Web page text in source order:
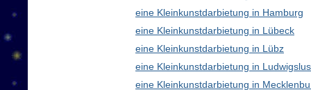
eine Kleinkunstdarbietung in Hamburg
eine Kleinkunstdarbietung in Lübeck
eine Kleinkunstdarbietung in Lübz
eine Kleinkunstdarbietung in
eine Kleinkunstdarbietung in